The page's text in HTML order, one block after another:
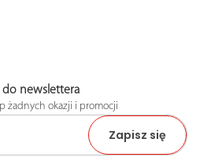
do newslettera
żadnych okazji i promocji